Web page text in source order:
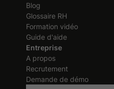
Blog
Glossaire RH
Formation vidéo
Guide d'aide
Entreprise
A propos
Recrutement
Demande de démo